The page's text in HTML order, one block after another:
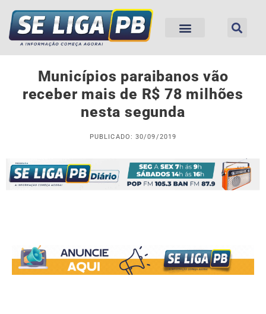
Municípios paraibanos vão
receber mais de R$ 78 milhões
nesta segunda
PUBLICADO: 30/09/2019